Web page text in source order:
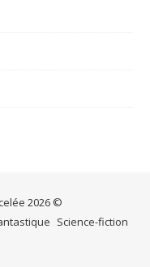
2026 ©
Science-fiction